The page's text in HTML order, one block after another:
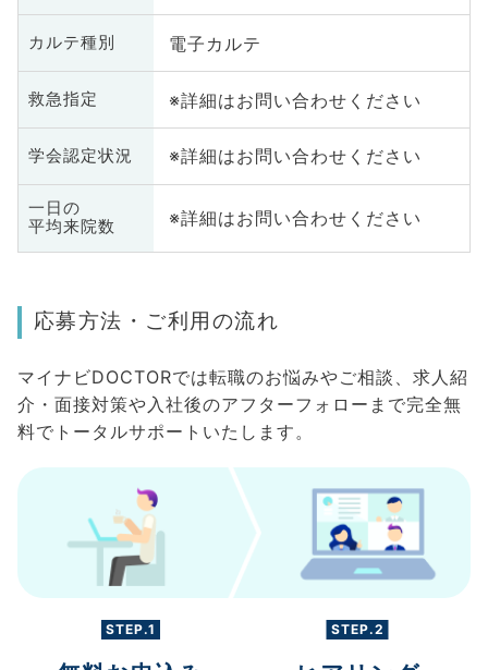
カルテ種別 電子カルテ
救急指定 ※詳細はお問い合わせください
学会認定状況 ※詳細はお問い合わせください
一日の
平均来院数
※詳細はお問い合わせください
応募方法・ご利用の流れ
マイナビDOCTORでは転職のお悩みやご相談、求人紹
介・面接対策や入社後のアフターフォローまで完全無
料でトータルサポートいたします。
STEP.1 STEP.2